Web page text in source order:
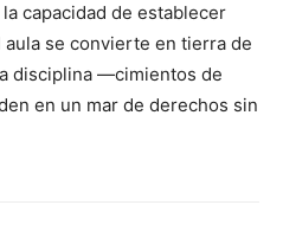
capacidad de establecer
se convierte en tierra de
disciplina —cimientos de
en un mar de derechos sin